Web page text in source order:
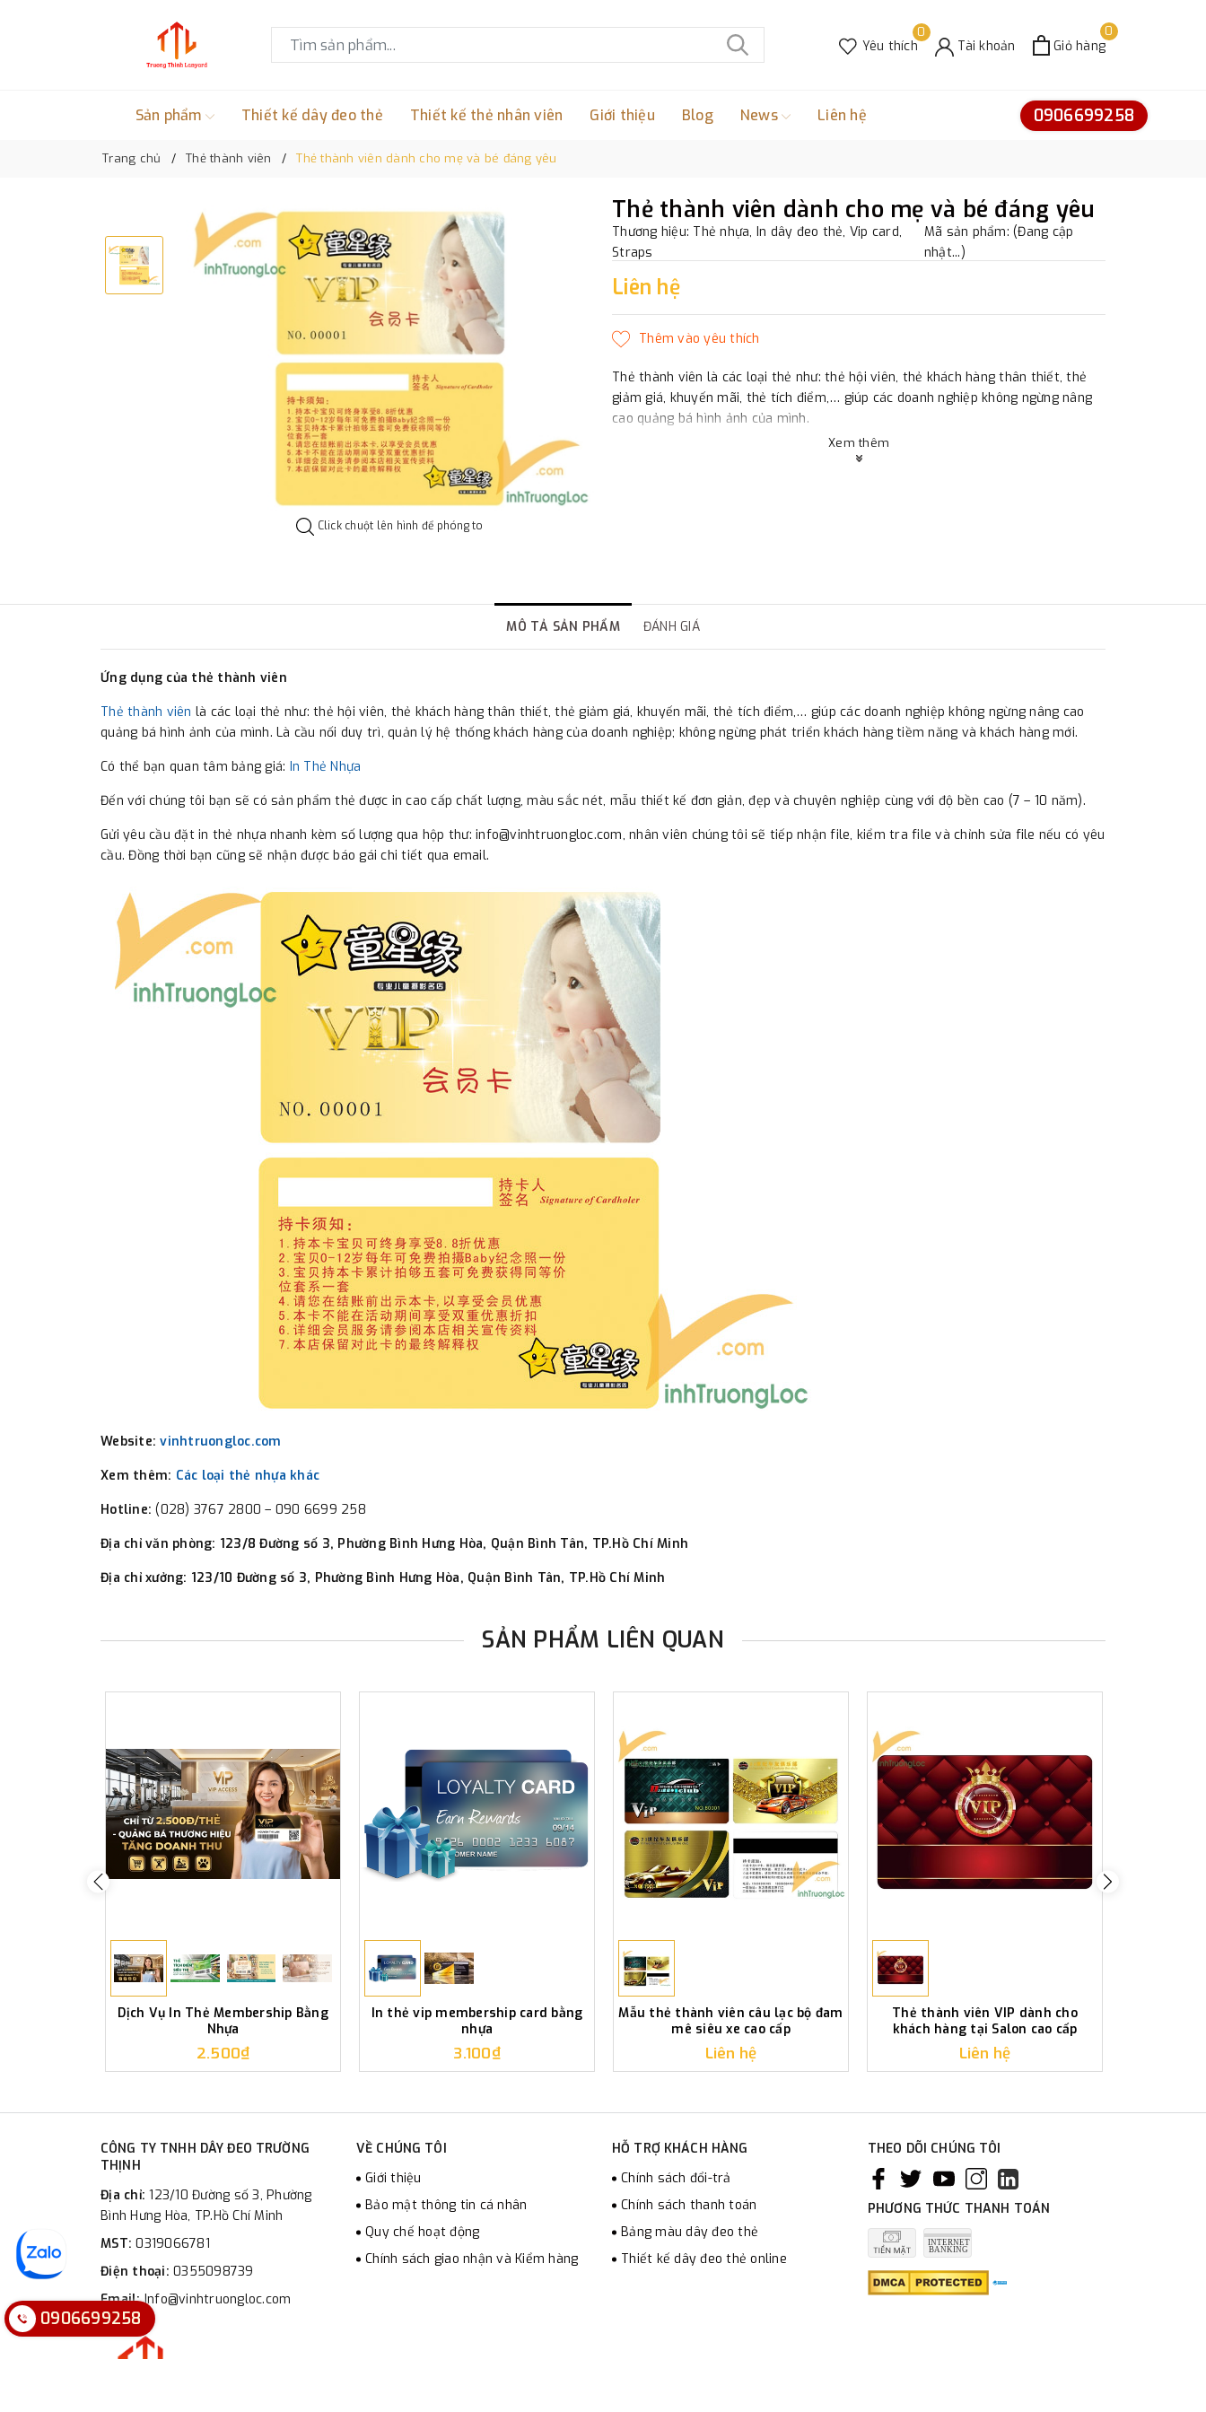
0
Yêu thích Tài khoản
0
Giỏ hàng
Sản phẩm Thiết kế dây đeo thẻ Thiết kế thẻ nhân viên Giới thiệu Blog News Liên hệ 0906699258
Trang chủ Thẻ thành viên Thẻ thành viên dành cho mẹ và bé đáng yêu
Click chuột lên hình để phóng to
Thẻ thành viên dành cho mẹ và bé đáng yêu
Thương hiệu: Thẻ nhựa, In dây đeo thẻ, Vip card,
Straps
Mã sản phẩm: (Đang cập
nhật...)
Liên hệ
Thẻ thành viên là các loại thẻ như: thẻ hội viên, thẻ khách hàng thân thiết, thẻ
giảm giá, khuyến mãi, thẻ tích điểm,… giúp các doanh nghiệp không ngừng nâng
cao quảng bá hình ảnh của mình.
Xem thêm
MÔ TẢ SẢN PHẨM ĐÁNH GIÁ
Ứng dụng của thẻ thành viên
Thẻ thành viên là các loại thẻ như: thẻ hội viên, thẻ khách hàng thân thiết, thẻ giảm giá, khuyến mãi, thẻ tích điểm,… giúp các doanh nghiệp không ngừng nâng cao
quảng bá hình ảnh của mình. Là cầu nối duy trì, quản lý hệ thống khách hàng của doanh nghiệp; không ngừng phát triển khách hàng tiềm năng và khách hàng mới.
Có thể bạn quan tâm bảng giá: In Thẻ Nhựa
Đến với chúng tôi bạn sẽ có sản phẩm thẻ được in cao cấp chất lượng, màu sắc nét, mẫu thiết kế đơn giản, đẹp và chuyên nghiệp cùng với độ bền cao (7 – 10 năm).
Gửi yêu cầu đặt in thẻ nhựa nhanh kèm số lượng qua hộp thư: info@vinhtruongloc.com, nhân viên chúng tôi sẽ tiếp nhận file, kiểm tra file và chỉnh sửa file nếu có yêu
cầu. Đồng thời bạn cũng sẽ nhận được báo gái chi tiết qua email.
Website:vinhtruongloc.com
Xem thêm: Các loại thẻ nhựa khác
Hotline:(028) 3767 2800 – 090 6699 258
Địa chỉ văn phòng: 123/8 Đường số 3, Phường Bình Hưng Hòa, Quận Bình Tân, TP.Hồ Chí Minh
Địa chỉ xưởng: 123/10 Đường số 3, Phường Bình Hưng Hòa, Quận Bình Tân, TP.Hồ Chí Minh
SẢN PHẨM LIÊN QUAN
Dịch Vụ In Thẻ Membership Bằng
Nhựa
2.500₫
In thẻ vip membership card bằng
nhựa
3.100₫
Mẫu thẻ thành viên câu lạc bộ đam
mê siêu xe cao cấp
Liên hệ
Thẻ thành viên VIP dành cho
khách hàng tại Salon cao cấp
Liên hệ
CÔNG TY TNHH DÂY ĐEO TRƯỜNG
THỊNH
Địa chỉ:123/10 Đường số 3, Phường
Bình Hưng Hòa, TP.Hồ Chí Minh
MST:0319066781
Điện thoại: 0355098739
Email:Info@vinhtruongloc.com
VỀ CHÚNG TÔI
Giới thiệu
Bảo mật thông tin cá nhân
Quy chế hoạt động
Chính sách giao nhận và Kiểm hàng
HỖ TRỢ KHÁCH HÀNG
Chính sách đổi-trả
Chính sách thanh toán
Bảng màu dây đeo thẻ
Thiết kế dây đeo thẻ online
THEO DÕI CHÚNG TÔI
PHƯƠNG THỨC THANH TOÁN
0906699258